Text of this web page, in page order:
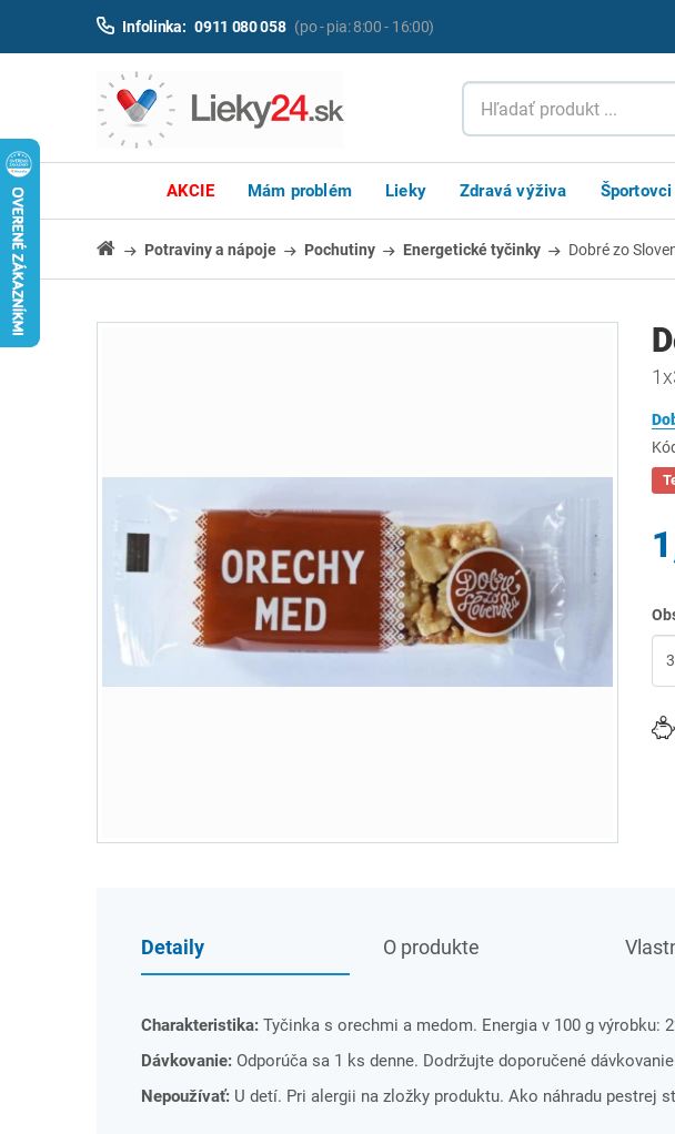
Infolinka: 0911 080 058 (po - pia: 8:00 - 16:00)
AKCIE Mám problém Lieky Zdravá výživa Športovci
Potraviny a nápoje Pochutiny Energetické tyčinky Dobré zo
Detaily O produkte
Charakteristika: Tyčinka s orechmi a medom. Energia v 100 g výrobku:
Dávkovanie: Odporúča sa 1 ks denne. Dodržujte doporučené
Nepoužívať: U detí. Pri alergii na zložky produktu. Ako náhradu pestrej